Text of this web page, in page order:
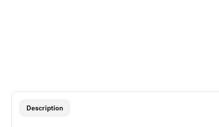
#productDetails.showMoreTabs#
Description